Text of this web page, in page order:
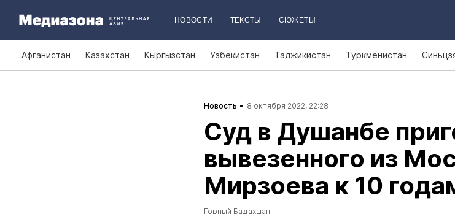
НОВОСТИ ТЕКСТЫ СЮЖЕТЫ
Афганистан Казахстан Кыргызстан Узбекистан Таджикистан Туркменистан
Новость 8 октября 2022, 22:28
Суд в Душанбе
вывезенного из
Мирзоева к 10
Горный Бадахшан